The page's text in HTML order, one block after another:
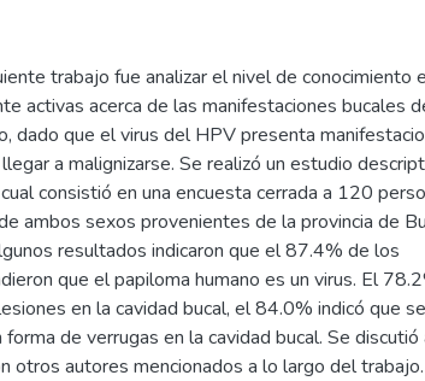
trabajo fue analizar el nivel de conocimiento
activas acerca de las manifestaciones bucales
dado que el virus del HPV presenta
a malignizarse. Se realizó un estudio
consistió en una encuesta cerrada a 120
ambos sexos provenientes de la provincia de
resultados indicaron que el 87.4% de los
que el papiloma humano es un virus. El
en la cavidad bucal, el 84.0% indicó que se
de verrugas en la cavidad bucal. Se discutió
otros autores mencionados a lo largo del